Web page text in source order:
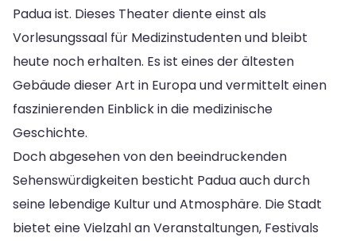
Padua ist. Dieses Theater diente einst als
Vorlesungssaal für Medizinstudenten und bleibt
heute noch erhalten. Es ist eines der ältesten
Gebäude dieser Art in Europa und vermittelt einen
faszinierenden Einblick in die medizinische
Geschichte.
Doch abgesehen von den beeindruckenden
Sehenswürdigkeiten besticht Padua auch durch
seine lebendige Kultur und Atmosphäre. Die Stadt
bietet eine Vielzahl an Veranstaltungen, Festivals